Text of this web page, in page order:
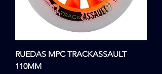
RUEDAS MPC TRACKASSAULT
110MM